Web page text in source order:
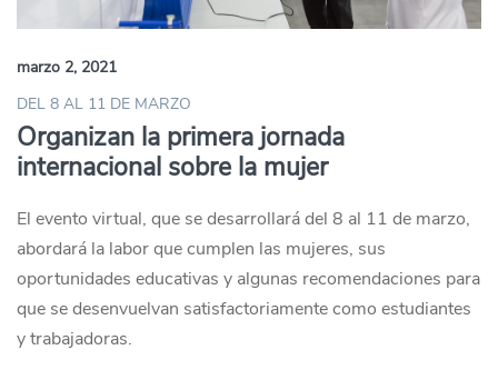
marzo 2, 2021
DEL 8 AL 11 DE MARZO
Organizan la primera jornada
internacional sobre la mujer
El evento virtual, que se desarrollará del 8 al 11 de marzo,
abordará la labor que cumplen las mujeres, sus
oportunidades educativas y algunas recomendaciones para
que se desenvuelvan satisfactoriamente como estudiantes
y trabajadoras.